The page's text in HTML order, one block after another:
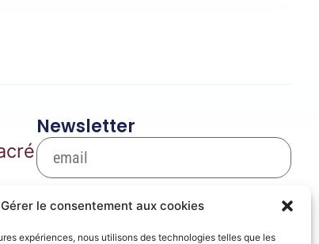
Gérer le consentement aux cookies
expériences, nous utilisons des technologies telles que les
Newsletter
S'inscrire